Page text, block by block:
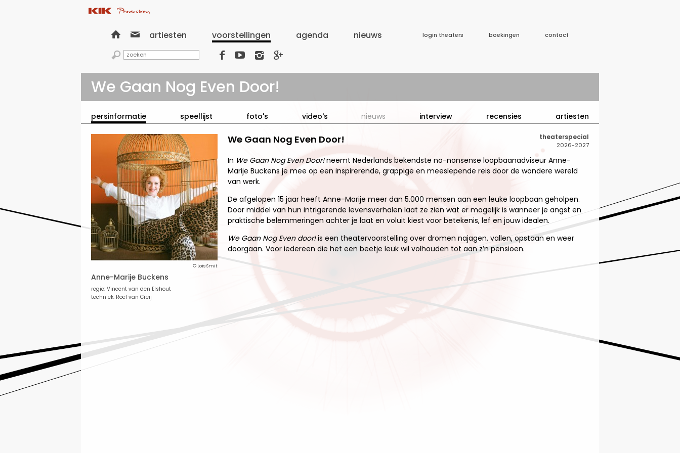
  artiesten voorstellingen agenda nieuws login theaters boekingen contact
    
We Gaan Nog Even Door!
persinformatie speellijst foto's video's nieuws interview recensies artiesten
© Loïs Smit
Anne-Marije Buckens
regie: Vincent van den Elshout
techniek: Roel van Creij
theaterspecial
2026-2027
We Gaan Nog Even Door!
In We Gaan Nog Even Door!neemt Nederlands bekendste no-nonsense loopbaanadviseur Anne-
Marije Buckens je mee op een inspirerende, grappige en meeslepende reis door de wondere wereld
van werk.
De afgelopen 15 jaar heeft Anne-Marije meer dan 5.000 mensen aan een leuke loopbaan geholpen.
Door middel van hun intrigerende levensverhalen laat ze zien wat er mogelijk is wanneer je angst en
praktische belemmeringen achter je laat en voluit kiest voor betekenis, lef en jouw idealen.
We Gaan Nog Even door!is een theatervoorstelling over dromen najagen, vallen, opstaan en weer
doorgaan. Voor iedereen die het een beetje leuk wil volhouden tot aan z’n pensioen.